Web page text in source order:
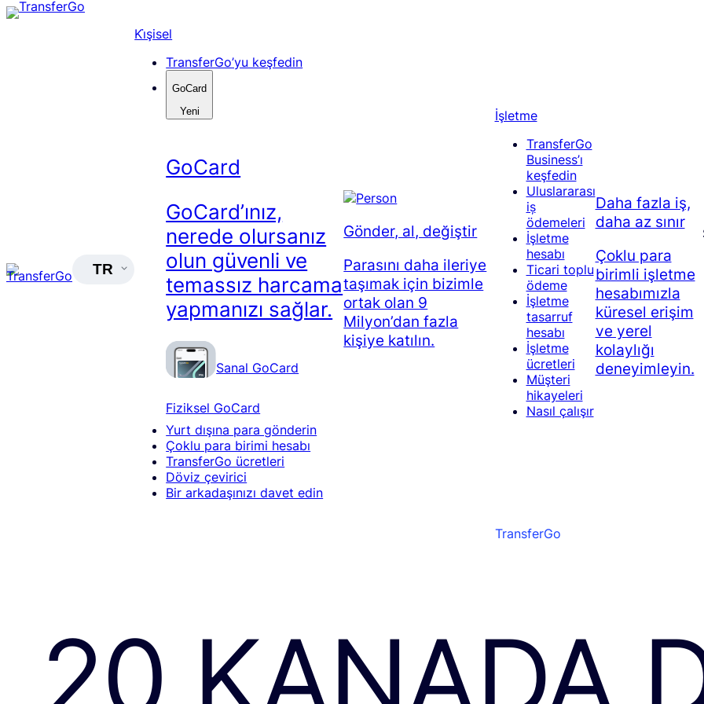
Skip
TR
Ki̇şisel
TransferGo’yu keşfedin
GoCard
Yeni
GoCard
GoCard’ınız,
nerede olursanız
olun güvenli ve
temassız harcama
yapmanızı sağlar.
Sanal GoCard
Fiziksel GoCard
Yurt dışına para gönderin
Çoklu para birimi hesabı
TransferGo ücretleri
Döviz çevirici
Bir arkadaşınızı davet edin
Gönder, al, değiştir
Parasını daha ileriye
taşımak için bizimle
ortak olan 9
Milyon’dan fazla
kişiye katılın.
İşletme
TransferGo
Business’ı
keşfedin
Uluslararası
iș
ödemeleri
İşletme
hesabı
Ticari toplu
ödeme
İşletme
tasarruf
hesabı
İşletme
ücretleri
Müşteri
hikayeleri
Nasıl çalışır
Daha fazla iş,
daha az sınır
Çoklu para
birimli işletme
hesabımızla
küresel erişim
ve yerel
kolaylığı
deneyimleyin.
TransferGo
20 KANADA